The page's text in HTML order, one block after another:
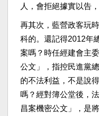
人，會拒絕據實以告
再其次，藍營政客玩
科的。還記得2012年
案嗎？時任經建會主
公文」，指控民進黨
的不法利益，不是說
嗎？經對簿公堂後，
昌案機密公文」，是